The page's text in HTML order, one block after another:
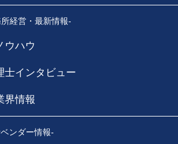
経営・最新情報-
ウハウ
士インタビュー
界情報
ンダー情報-